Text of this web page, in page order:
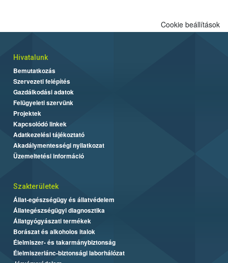
Cookie beállítások
Hivatalunk
Bemutatkozás
Szervezeti felépítés
Gazdálkodási adatok
Felügyeleti szervünk
Projektek
Kapcsolódó linkek
Adatkezelési tájékoztató
Akadálymentességi nyilatkozat
Üzemeltetési információ
Szakterületek
Állat-egészségügy és állatvédelem
Állategészségügyi diagnosztika
Állatgyógyászati termékek
Borászat és alkoholos italok
Élelmiszer- és takarmánybiztonság
Élelmiszerlánc-biztonsági laborhálózat